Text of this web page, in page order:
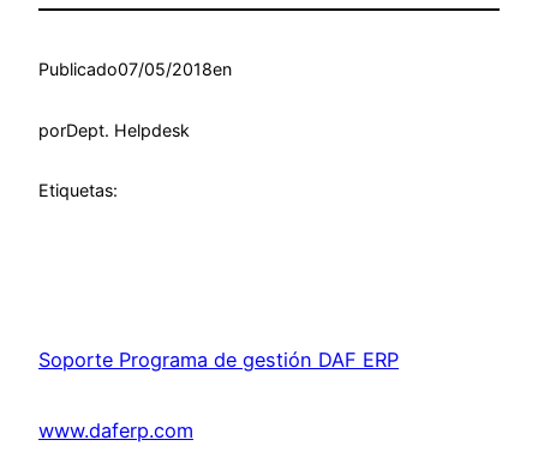
Publicado07/05/2018en
porDept. Helpdesk
Etiquetas:
Soporte Programa de gestión DAF ERP
www.daferp.com